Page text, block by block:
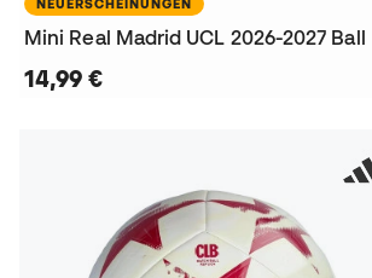
NEUERSCHEINUNGEN
Mini Real Madrid UCL 2026-2027 Ball
14,99 €